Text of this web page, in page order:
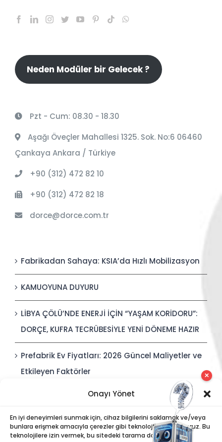
Onayı Yönet
En iyi deneyimleri sunmak için, cihaz bilgilerini saklamak ve/veya
bunlara erişmek amacıyla çerezler gibi teknolojiler kullanıyoruz. Bu
teknolojilere izin vermek, bu sitedeki tarama davranışı veya
Neden Modüler bir Gelecek ?
Pzt - Cum: 08.30 - 18.30
Aşağı Öveçler Mahallesi 1325. Sok. No:6 06460
Çankaya Ankara / Türkiye
+90 (312) 472 82 10
+90 (312) 472 82 18
dorce@dorce.com.tr
Fabrikadan Sahaya: KSIA’da Hızlı Mobilizasyon
KAMUOYUNA DUYURU
LİBYA ÇÖLÜ’NDE ENERJİ İÇİN “YAŞAM KORİDORU”:
DORÇE, KUFRA TECRÜBESİYLE YENİ DÖNEME HAZIR
Prefabrik Ev Fiyatları: 2026 Güncel Maliyetler ve
Etkileyen Faktörler
Polis Karakolları: Güvenli, Entegre ve Hızlı İnşa
Edilebilir Kamu Güvenliği Yapıları
✕